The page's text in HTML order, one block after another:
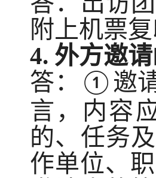
附上机票
4. 外方邀
答：
① 邀
言，内容
的、任务
作单位、